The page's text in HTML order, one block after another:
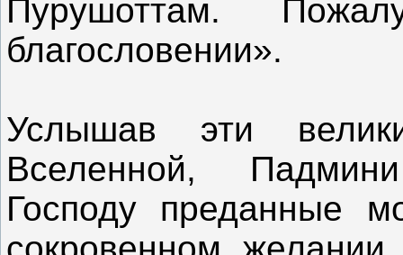
Пурушоттам.
благословении».
Услышав эти
Вселенной,
Господу преданные